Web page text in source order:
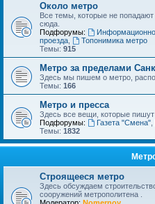
Около метро
Все темы, которые не
сюда.
Подфорумы:
проезда
Топонимика метро
Темы: 915
Метро за пределами
Здесь мы пишем о метро,
Темы: 166
Метро и пресса
Здесь все вещи, которые пишут
Подфорумы:
Газета "Смена",
Темы: 1832
Строящееся метро
Здесь обсуждаем
сооружений метрополитена .